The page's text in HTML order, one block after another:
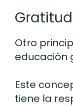
Otro
educación
Este
tiene la